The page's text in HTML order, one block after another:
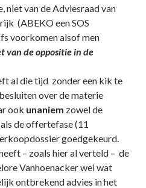
niet van de Adviesraad van
(ABEKO een SOS
voorkomen alsof men
van de oppositie in de
al die tijd zonder een kik te
over de materie
ook unaniem zowel de
de offertefase (11
goedgekeurd.
– zoals hier al verteld – de
Vanhoenacker wel wat
ontbrekend advies in het